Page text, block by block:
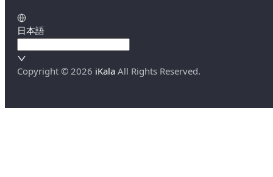
日本語
Copyright © 2026 iKala All Rights Reserved.